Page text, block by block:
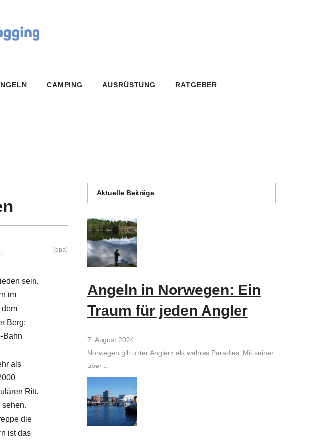
CAMPING AUSRÜSTUNG RATGEBER
sein.
im
dem
Berg:
Bahn
als
Ritt.
sehen.
die
ist das
(dpa)
Aktuelle Beiträge
Angeln in Norwegen: Ein
Traum für jeden Angler
7. August 2024
Norwegen gilt unter Anglern als wahres Paradies. Mit seiner
über …